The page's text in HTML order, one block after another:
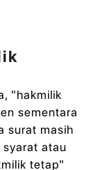
"hakmilik
sementara
surat masih
syarat atau
tetap"